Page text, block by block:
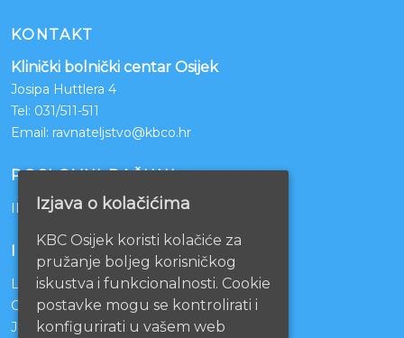
KONTAKT
Klinički bolnički centar Osijek
Josipa Huttlera 4
Tel: 031/511-511
Email: ravnateljstvo@kbco.hr
POSLOVNI RAČUNI
IBAN: HR1210010051863000160
INFORMACIJE
Lista čekanja
Centralno naručivanje pacijenata
Javna nabava
Izjava o kolačićima
KBC Osijek koristi kolačiće za
pružanje boljeg korisničkog
iskustva i funkcionalnosti. Cookie
postavke mogu se kontrolirati i
konfigurirati u vašem web